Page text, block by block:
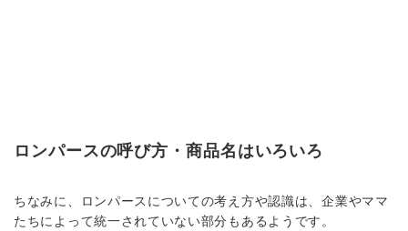
ロンパースの呼び方・商品名はいろいろ
ちなみに、ロンパースについての考え方や認識は、企業やママ
たちによって統一されていない部分もあるようです。